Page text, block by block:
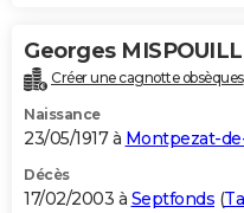
Georges
Créer une cagnotte obsèques
Naissance
23/05/1917 à Montpezat-
Décès
17/02/2003 à Septfonds (